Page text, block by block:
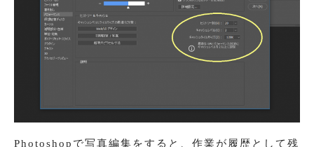
Photoshopで写真編集をすると、作業が履歴として残